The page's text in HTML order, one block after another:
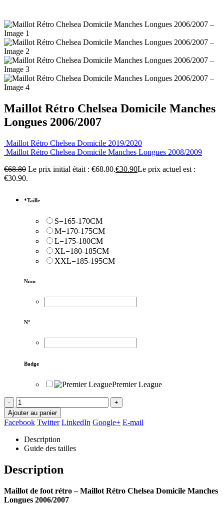
Maillot Rétro Chelsea Domicile Manches
Longues 2006/2007
Maillot Rétro Chelsea Domicile 2019/2020
Maillot Rétro Chelsea Domicile Manches Longues 2008/2009
€68.80 Le prix initial était : €68.80.€30.90Le prix actuel est :
€30.90.
*Taille
S=165-170CM
M=170-175CM
L=175-180CM
XL=180-185CM
XXL=185-195CM
Nom
N°
Badge
Premier League
-
+
Ajouter au panier
Facebook Twitter LinkedIn Google+ E-mail
Description
Guide des tailles
Description
Maillot de foot rétro – Maillot Rétro Chelsea Domicile Manches
Longues 2006/2007